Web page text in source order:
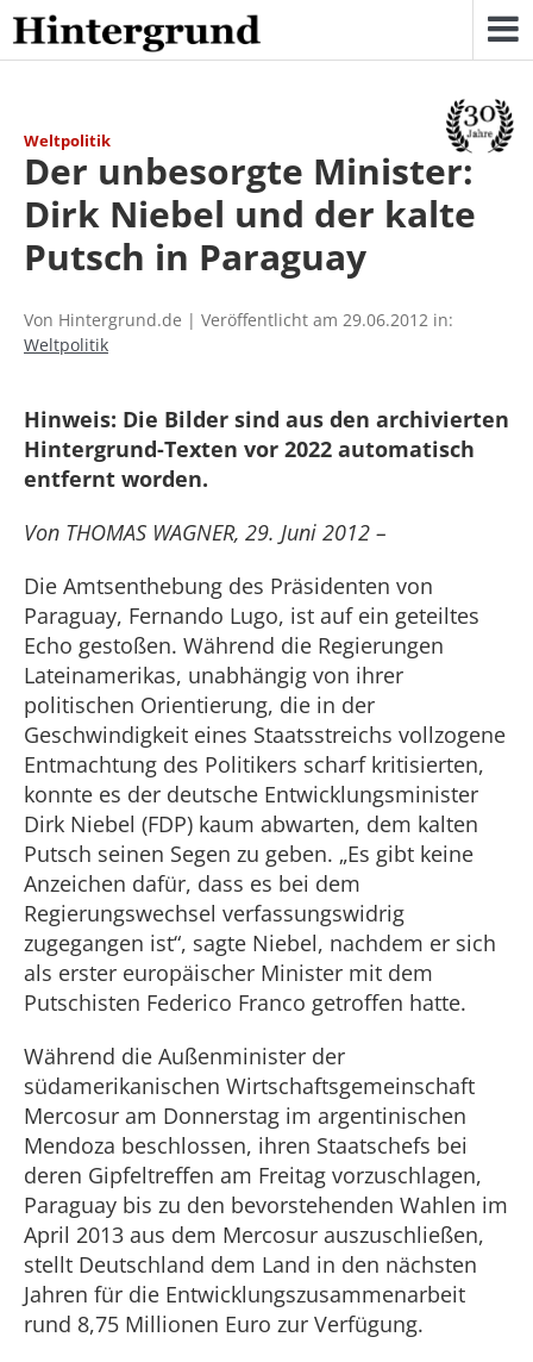
Skip
to
content
Weltpolitik
Der unbesorgte Minister:
Dirk Niebel und der kalte
Putsch in Paraguay
Von Hintergrund.de | Veröffentlicht am 29.06.2012 in:
Weltpolitik
Hinweis: Die Bilder sind aus den archivierten
Hintergrund-Texten vor 2022 automatisch
entfernt worden.
Von THOMAS WAGNER, 29. Juni 2012 –
Die Amtsenthebung des Präsidenten von
Paraguay, Fernando Lugo, ist auf ein geteiltes
Echo gestoßen. Während die Regierungen
Lateinamerikas, unabhängig von ihrer
politischen Orientierung, die in der
Geschwindigkeit eines Staatsstreichs vollzogene
Entmachtung des Politikers scharf kritisierten,
konnte es der deutsche Entwicklungsminister
Dirk Niebel (FDP) kaum abwarten, dem kalten
Putsch seinen Segen zu geben. „Es gibt keine
Anzeichen dafür, dass es bei dem
Regierungswechsel verfassungswidrig
zugegangen ist“, sagte Niebel, nachdem er sich
als erster europäischer Minister mit dem
Putschisten Federico Franco getroffen hatte.
Während die Außenminister der
südamerikanischen Wirtschaftsgemeinschaft
Mercosur am Donnerstag im argentinischen
Mendoza beschlossen, ihren Staatschefs bei
deren Gipfeltreffen am Freitag vorzuschlagen,
Paraguay bis zu den bevorstehenden Wahlen im
April 2013 aus dem Mercosur auszuschließen,
stellt Deutschland dem Land in den nächsten
Jahren für die Entwicklungszusammenarbeit
rund 8,75 Millionen Euro zur Verfügung.